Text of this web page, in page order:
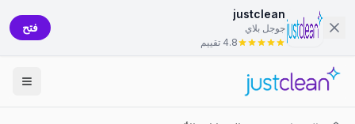
justclean
جوجل بلاي
4.8 تقييم
فتح